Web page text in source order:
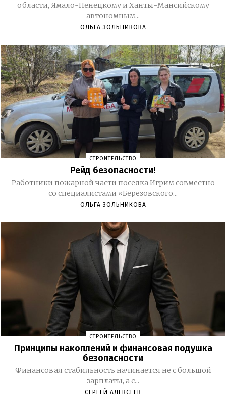
области, Ямало-Ненецкому и Ханты-Мансийскому
автономным...
ОЛЬГА ЗОЛЬНИКОВА
СТРОИТЕЛЬСТВО
Рейд безопасности!
Работники пожарной части поселка Игрим совместно
со специалистами «Березовского...
ОЛЬГА ЗОЛЬНИКОВА
СТРОИТЕЛЬСТВО
Принципы накоплений и финансовая подушка
безопасности
Финансовая стабильность начинается не с большой
зарплаты, а с...
СЕРГЕЙ АЛЕКСЕЕВ